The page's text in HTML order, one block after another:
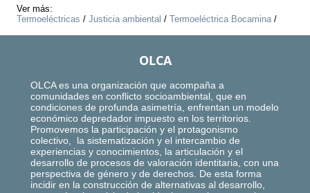
Ver más:
Termoeléctricas / Justicia ambiental / Termoeléctrica Bocamina/
OLCA
OLCA es una organización que acompaña a
comunidades en conflicto socioambiental, que en
condiciones de profunda asimetría, enfrentan un modelo
económico depredador impuesto en los territorios.
Promovemos la participación y el protagonismo
colectivo, la sistematización y el intercambio de
experiencias y conocimientos, la articulación y el
desarrollo de procesos de valoración identitaria, con una
perspectiva de género y de derechos. De esta forma
incidir en la construcción de alternativas al desarrollo,